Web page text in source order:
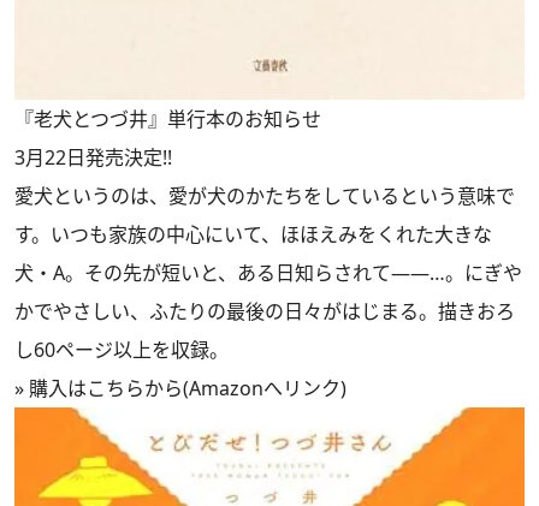
『老犬とつづ井』単行本のお知らせ
3月22日発売決定!!
愛犬というのは、愛が犬のかたちをしているという意味で
す。いつも家族の中心にいて、ほほえみをくれた大きな
犬・A。その先が短いと、ある日知らされて――…。にぎや
かでやさしい、ふたりの最後の日々がはじまる。描きおろ
し60ページ以上を収録。
» 購入はこちらから(Amazonへリンク)